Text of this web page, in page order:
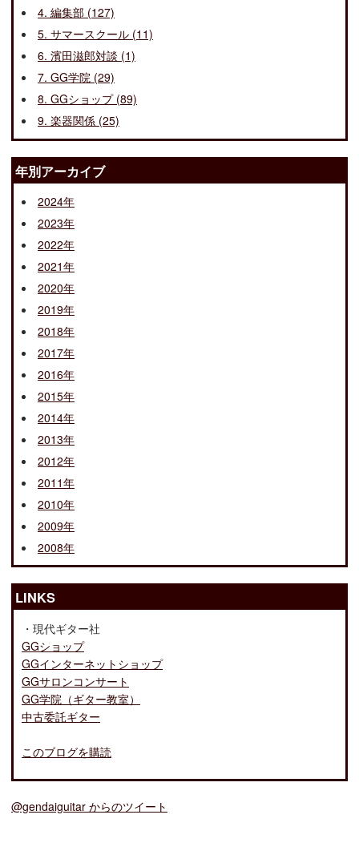
4. 編集部 (127)
5. サマースクール (11)
6. 濱田滋郎対談 (1)
7. GG学院 (29)
8. GGショップ (89)
9. 楽器関係 (25)
年別アーカイブ
2024年
2023年
2022年
2021年
2020年
2019年
2018年
2017年
2016年
2015年
2014年
2013年
2012年
2011年
2010年
2009年
2008年
LINKS
・現代ギター社
GGショップ
GGインターネットショップ
GGサロンコンサート
GG学院（ギター教室）
中古委託ギター
このブログを購読
@gendaiguitar からのツイート